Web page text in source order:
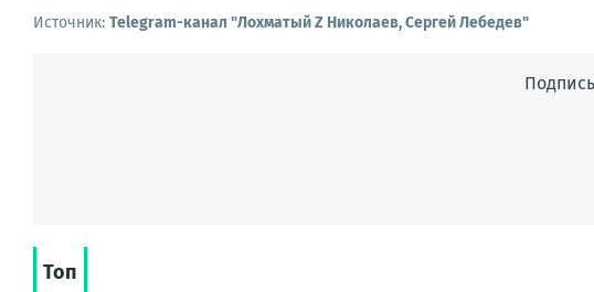
Источник: Telegram-канал "Лохматый Z Николаев, Сергей Лебедев"
Топ